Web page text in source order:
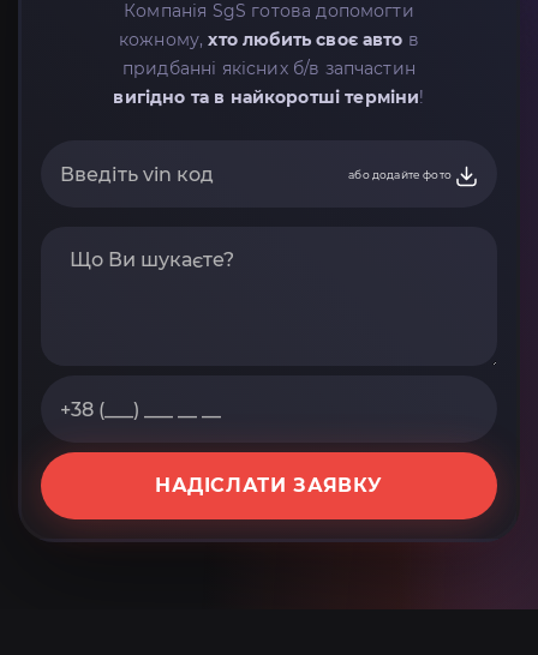
Компанія SgS готова допомогти
кожному,хто любить своє авто в
придбанні якісних б/в запчастин
вигідно та в найкоротші терміни!
або додайте фото
НАДІСЛАТИ ЗАЯВКУ